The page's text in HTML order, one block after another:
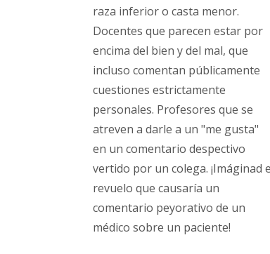
raza inferior o casta menor.
Docentes que parecen estar por
encima del bien y del mal, que
incluso comentan públicamente
cuestiones estrictamente
personales. Profesores que se
atreven a darle a un "me gusta"
en un comentario despectivo
vertido por un colega. ¡Imáginad
revuelo que causaría un
comentario peyorativo de un
médico sobre un paciente!